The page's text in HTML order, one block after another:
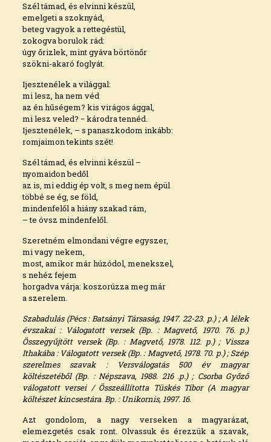
Szél támad, és elvinni készül,
emelgeti a szoknyád,
beteg vagyok a rettegéstül,
zokogva borulok rád:
úgy őrizlek, mint gyáva börtönőr
szökni-akaró foglyát.
Ijesztenélek a világgal:
mi lesz, ha nem véd
az én hűségem? kis virágos ággal,
mi lesz veled? − károdra tennéd.
Ijesztenélek, – s panaszkodom inkább:
romjaimon tekints szét!
Szél támad, és elvinni készül –
nyomaidon bedől
az is, mi eddig ép volt, s meg nem épül
többé se ég, se föld,
mindenfelől a hiány szakad rám,
– te óvsz mindenfelől.
Szeretném elmondani végre egyszer,
mi vagy nekem,
most, amikor már húzódol, menekszel,
s nehéz fejem
horgadva várja: koszorúzza meg már
a szerelem.
Szabadulás (Pécs : Batsányi Társaság, 1947. 22-23. p.) ; A lélek
évszakai : Válogatott versek (Bp. : Magvető, 1970. 76. p.)
Összegyűjtött versek (Bp. : Magvető, 1978. 112. p.) ; Vissza
Ithakába : Válogatott versek (Bp. : Magvető, 1978. 70. p.) ;Szép
szerelmes szavak : Versválogatás 500 év magyar
költészetéből (Bp. : Népszava, 1988. 216 .p.) ; Csorba Győző
válogatott versei / Összeállította Tüskés Tibor (A magyar
költészet kincsestára. Bp. : Unikornis, 1997. 16.
Azt gondolom, a nagy verseken a magyarázat,
elemezgetés csak ront. Olvassuk és érezzük a szavak,